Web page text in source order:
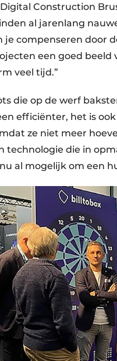
Construction
al jarenlang
compenseren door
een goed beeld
veel tijd.”
die op de werf
efficiënter, het is
ze niet meer
technologie die in
al mogelijk om een